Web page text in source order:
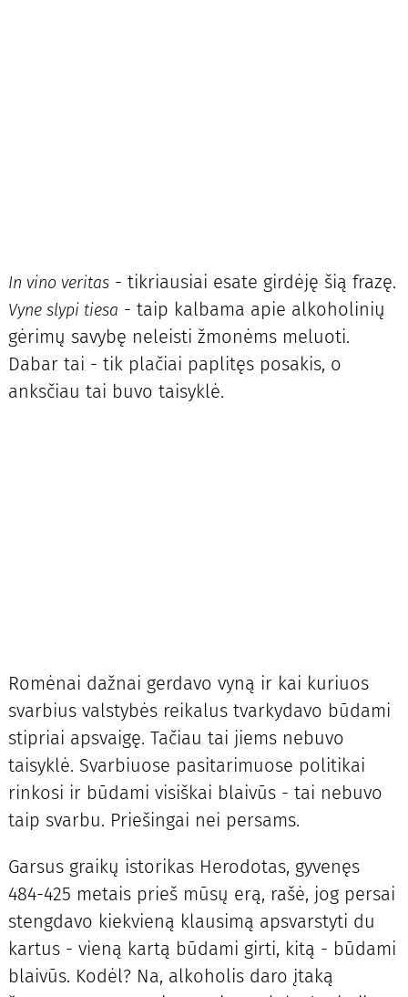
In vino veritas- tikriausiai esate girdėję šią frazę.
Vyne slypi tiesa - taip kalbama apie alkoholinių
gėrimų savybę neleisti žmonėms meluoti.
Dabar tai - tik plačiai paplitęs posakis, o
anksčiau tai buvo taisyklė.
Romėnai dažnai gerdavo vyną ir kai kuriuos
svarbius valstybės reikalus tvarkydavo būdami
stipriai apsvaigę. Tačiau tai jiems nebuvo
taisyklė. Svarbiuose pasitarimuose politikai
rinkosi ir būdami visiškai blaivūs - tai nebuvo
taip svarbu. Priešingai nei persams.
Garsus graikų istorikas Herodotas, gyvenęs
484-425 metais prieš mūsų erą, rašė, jog persai
stengdavo kiekvieną klausimą apsvarstyti du
kartus - vieną kartą būdami girti, kitą - būdami
blaivūs. Kodėl? Na, alkoholis daro įtaką